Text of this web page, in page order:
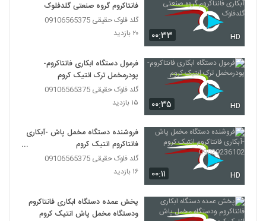
۰۰:۳۳ HD
فانتاکروم گروه صنعتی گلدفلوک
گلد فلوک حقیقی 09106565375
۲۰ بازدید
۰۰:۳۵ HD
فرمول دستگاه ابکاری فانتاکروم-
پودرمخمل ترک انتیک کروم
گلد فلوک حقیقی 09106565375
۱۵ بازدید
۰۰:۱۱ HD
فروشنده دستگاه مخمل پاش -آبکاری
فانتاکروم انتیک کروم
09029236102
گلد فلوک حقیقی 09106565375
۱۶ بازدید
پخش عمده دستگاه ابکاری فانتاکروم
ودستگاه مخمل پاش انتیک کروم